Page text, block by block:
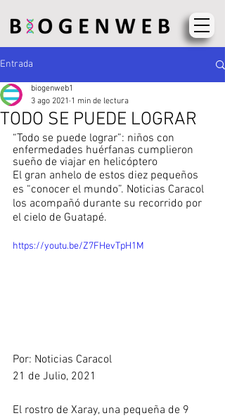
Entrada
TODO SE PUEDE LOGRAR
biogenweb1
3 ago 2021 1 min de lectura
“Todo se puede lograr”: niños con
enfermedades huérfanas cumplieron
sueño de viajar en helicóptero
El gran anhelo de estos diez pequeños
es “conocer el mundo”. Noticias Caracol
los acompañó durante su recorrido por
el cielo de Guatapé.
https://youtu.be/Z7FHevTpH1M
Por: Noticias Caracol
21 de Julio, 2021
El rostro de Xaray, una pequeña de 9